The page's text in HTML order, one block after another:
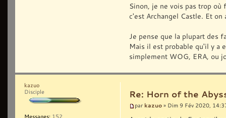
Sinon, je ne vois pas trop
c'est Archangel Castle. Et
Je pense que la plupart des
Mais il est probable qu'il y a
simplement WOG, ERA, ou
Re: Horn of the
par kazuo » Dim 9 Fév 2020,
kazuo
Disciple
Messages: 152